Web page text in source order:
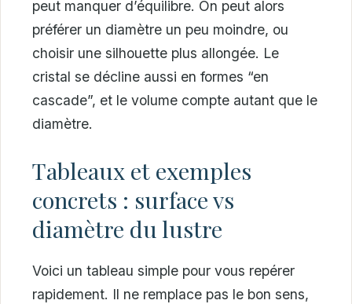
peut manquer d’équilibre. On peut alors
préférer un diamètre un peu moindre, ou
choisir une silhouette plus allongée. Le
cristal se décline aussi en formes “en
cascade”, et le volume compte autant que le
diamètre.
Tableaux et exemples
concrets : surface vs
diamètre du lustre
Voici un tableau simple pour vous repérer
rapidement. Il ne remplace pas le bon sens,